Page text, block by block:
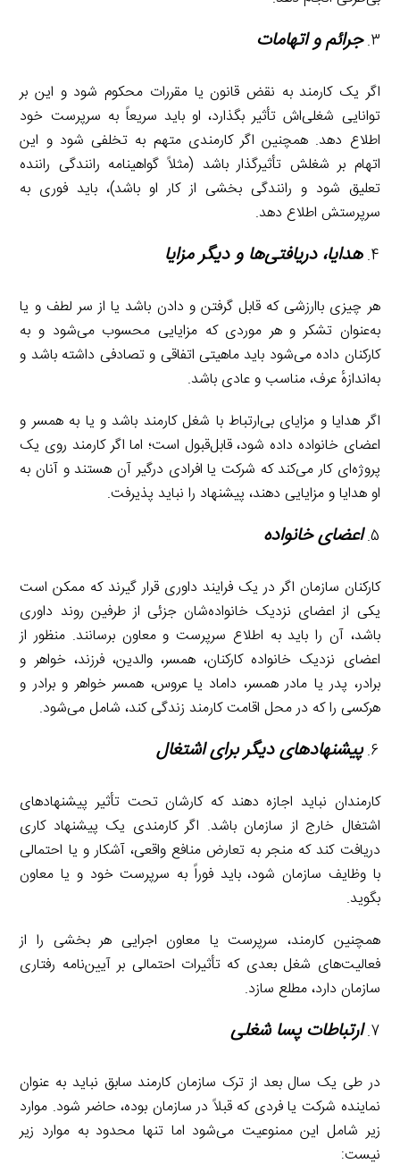
جرائم و اتهامات
اگر یک کارمند به نقض قانون یا مقررات محکوم شود و این بر
توانایی شغلی‌اش تأثیر بگذارد، او باید سریعاً به سرپرست خود
اطلاع دهد. همچنین اگر کارمندی متهم به تخلفی شود و این
اتهام بر شغلش تأثیرگذار باشد (مثلاً گواهینامه رانندگی راننده
تعلیق شود و رانندگی بخشی از کار او باشد)، باید فوری به
سرپرستش اطلاع دهد.
هدایا، دریافتی‌ها و دیگر مزایا
هر چیزی باارزشی که قابل گرفتن و دادن باشد یا از سر لطف و یا
به‌عنوان تشکر و هر موردی که مزایایی محسوب می‌شود و به
کارکنان داده می‌شود باید ماهیتی اتفاقی و تصادفی داشته باشد و
به‌اندازهٔ عرف، مناسب و عادی باشد.
اگر هدایا و مزایای بی‌ارتباط با شغل کارمند باشد و یا به همسر و
اعضای خانواده داده شود، قابل‌قبول است؛ اما اگر کارمند روی یک
پروژه‌ای کار می‌کند که شرکت یا افرادی درگیر آن هستند و آنان به
او هدایا و مزایایی دهند، پیشنهاد را نباید پذیرفت.
اعضای خانواده
کارکنان سازمان اگر در یک فرایند داوری قرار گیرند که ممکن است
یکی از اعضای نزدیک خانواده‌شان جزئی از طرفین روند داوری
باشد، آن را باید به اطلاع سرپرست و معاون برسانند. منظور از
اعضای نزدیک خانواده کارکنان، همسر، والدین، فرزند، خواهر و
برادر، پدر یا مادر همسر، داماد یا عروس، همسر خواهر و برادر و
هرکسی را که در محل اقامت کارمند زندگی کند، شامل می‌شود.
پیشنهادهای دیگر برای اشتغال
کارمندان نباید اجازه دهند که کارشان تحت تأثیر پیشنهادهای
اشتغال خارج از سازمان باشد. اگر کارمندی یک پیشنهاد کاری
دریافت کند که منجر به تعارض منافع واقعی، آشکار و یا احتمالی
با وظایف سازمان شود، باید فوراً به سرپرست خود و یا معاون
بگوید.
همچنین کارمند، سرپرست یا معاون اجرایی هر بخشی را از
فعالیت‌های شغل بعدی که تأثیرات احتمالی بر آیین‌نامه رفتاری
سازمان دارد، مطلع سازد.
ارتباطات پسا شغلی
در طی یک سال بعد از ترک سازمان کارمند سابق نباید به عنوان
نماینده شرکت یا فردی که قبلاً در سازمان بوده، حاضر شود. موارد
زیر شامل این ممنوعیت می‌شود اما تنها محدود به موارد زیر
نیست: